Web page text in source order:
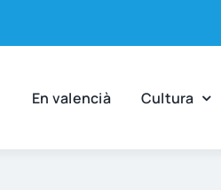
En valen­cià Cul­tu­ra